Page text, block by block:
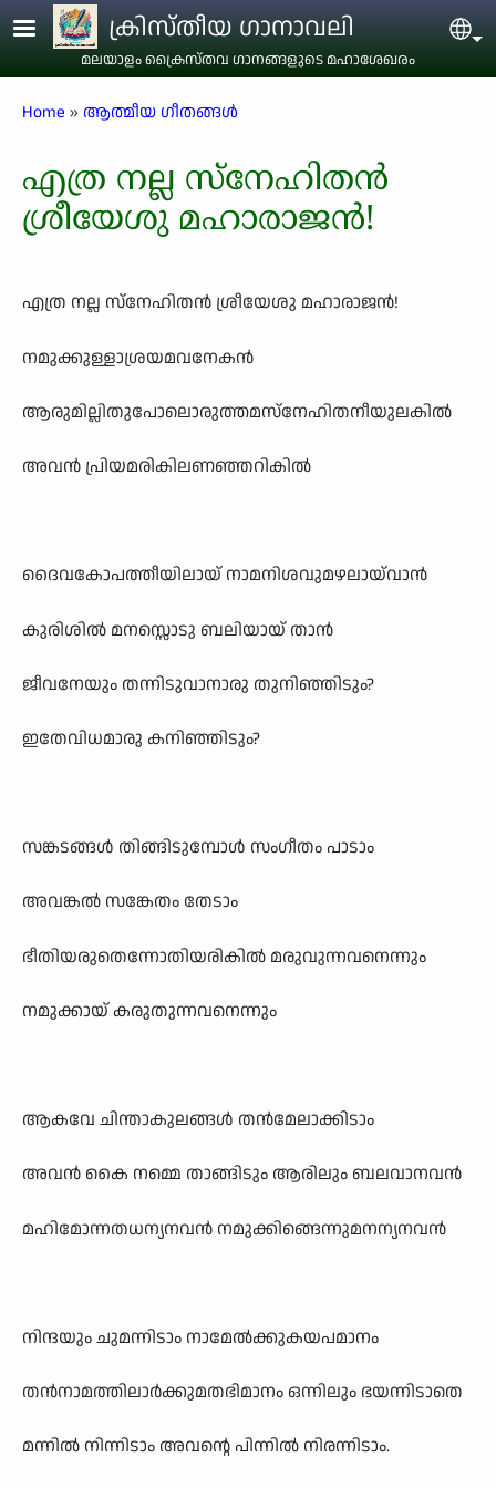
Skip to main contentക്രിസ്തീയ ഗാനാവലി
മലയാളം ക്രൈസ്തവ ഗാനങ്ങളുടെ മഹാശേഖരം
Breadcrumb
Home ആത്മീയ ഗീതങ്ങൾ
എത്ര നല്ല സ്നേഹിതൻ
ശ്രീയേശു മഹാരാജൻ!
എത്ര നല്ല സ്നേഹിതൻ ശ്രീയേശു മഹാരാജൻ!
നമുക്കുള്ളാശ്രയമവനേകൻ
ആരുമില്ലിതുപോലൊരുത്തമസ്നേഹിതനീയുലകിൽ
അവൻ പ്രിയമരികിലണഞ്ഞറികിൽ
ദൈവകോപത്തീയിലായ് നാമനിശവുമഴലായ്‌വാൻ
കുരിശിൽ മനസ്സൊടു ബലിയായ് താൻ
ജീവനേയും തന്നിടുവാനാരു തുനിഞ്ഞിടും?
ഇതേവിധമാരു കനിഞ്ഞിടും?
സങ്കടങ്ങൾ തിങ്ങിടുമ്പോൾ സംഗീതം പാടാം
അവങ്കൽ സങ്കേതം തേടാം
ഭീതിയരുതെന്നോതിയരികിൽ മരുവുന്നവനെന്നും
നമുക്കായ് കരുതുന്നവനെന്നും
ആകവേ ചിന്താകുലങ്ങൾ തൻമേലാക്കിടാം
അവൻ കൈ നമ്മെ താങ്ങിടും ആരിലും ബലവാനവൻ
മഹിമോന്നതധന്യനവൻ നമുക്കിങ്ങെന്നുമനന്യനവൻ
നിന്ദയും ചുമന്നിടാം നാമേൽക്കുകയപമാനം
തൻനാമത്തിലാർക്കുമതഭിമാനം ഒന്നിലും ഭയന്നിടാതെ
മന്നിൽ നിന്നിടാം അവന്റെ പിന്നിൽ നിരന്നിടാം.